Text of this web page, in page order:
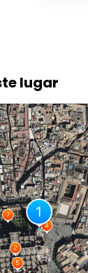
lugar